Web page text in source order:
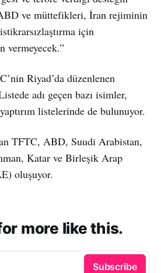
ve müttefikleri, İran rejiminin
için
vermeyecek.”
Riyad’da düzenlenen
adı geçen bazı isimler,
listelerinde de bulunuyor.
TFTC, ABD, Suudi Arabistan,
Katar ve Birleşik Arap
oluşuyor.
more like this.
Subscribe